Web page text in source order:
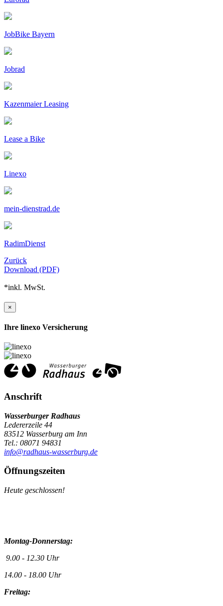
JobBike Bayern
Jobrad
Kazenmaier Leasing
Lease a Bike
Linexo
mein-dienstrad.de
RadimDienst
Zurück
Download (PDF)
*inkl. MwSt.
×
Ihre linexo Versicherung
Anschrift
Wasserburger Radhaus
Ledererzeile 44
83512 Wasserburg am Inn
Tel.: 08071 94831
info@radhaus-wasserburg.de
Öffnungszeiten
Heute geschlossen!
Montag-Donnerstag:
9.00 - 12.30 Uhr
14.00 - 18.00 Uhr
Freitag: